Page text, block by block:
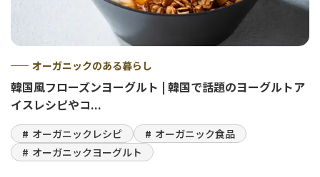
オーガニックのある暮らし
韓国風フローズンヨーグルト | 韓国で話題のヨーグルトア
イスレシピやコ...
オーガニックレシピ
オーガニック食品
オーガニックヨーグルト